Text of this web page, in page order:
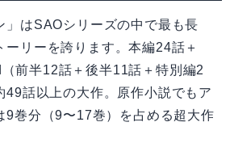
」はSAOシリーズの中で最も長
ーリーを誇ります。本編24話＋
前半12話＋後半11話＋特別編2
49話以上の大作。原作小説でもア
9巻分（9〜17巻）を占める超大作